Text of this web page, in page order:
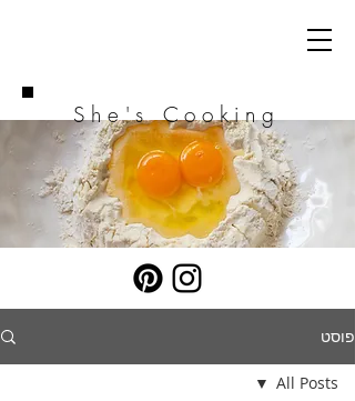
She's Cooking
פוסט
All Posts